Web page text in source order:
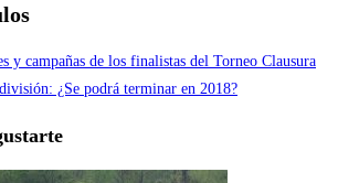
y campañas de los finalistas del Torneo Clausura
¿Se podrá terminar en 2018?